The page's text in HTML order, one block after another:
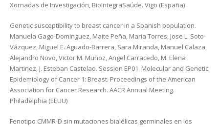
Xornadas de Investigación, BioIntegraSaúde. Vigo (España)
Genetic susceptibility to breast cancer in a Spanish population.
Manuela Gago-Dominguez, Maite Peña, Maria Torres, Jose L. Soto-
Vázquez, Miguel E. Aguado-Barrera, Sara Miranda, Manuel Calaza,
Alejandro Novo, Victor M. Muñoz, Angel Carracedo, M. Elena
Martinez, J. Esteban Castelao. Session EP01. Molecular and Genetic
Epidemiology of Cancer 1: Breast. Proceedings of the American
Association for Cancer Research. AACR Annual Meeting.
Philadelphia (EEUU)
Fenotipo CMMR-D sin mutaciones bialélicas germinales en los